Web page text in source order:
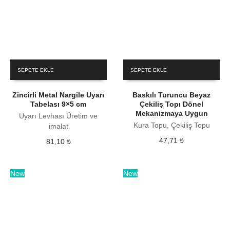
SEPETE EKLE
Zincirli Metal Nargile Uyarı
Tabelası 9×5 cm
Uyarı Levhası Üretim ve
imalat
81,10 ₺
SEPETE EKLE
Baskılı Turuncu Beyaz
Çekiliş Topı Dönel
Mekanizmaya Uygun
Kura Topu, Çekiliş Topu
47,71₺
New New